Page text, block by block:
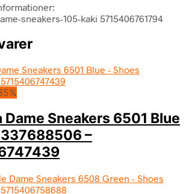
sneakers-105-kaki 5715406761794
Dame Sneakers 6501 Blue
337688506 –